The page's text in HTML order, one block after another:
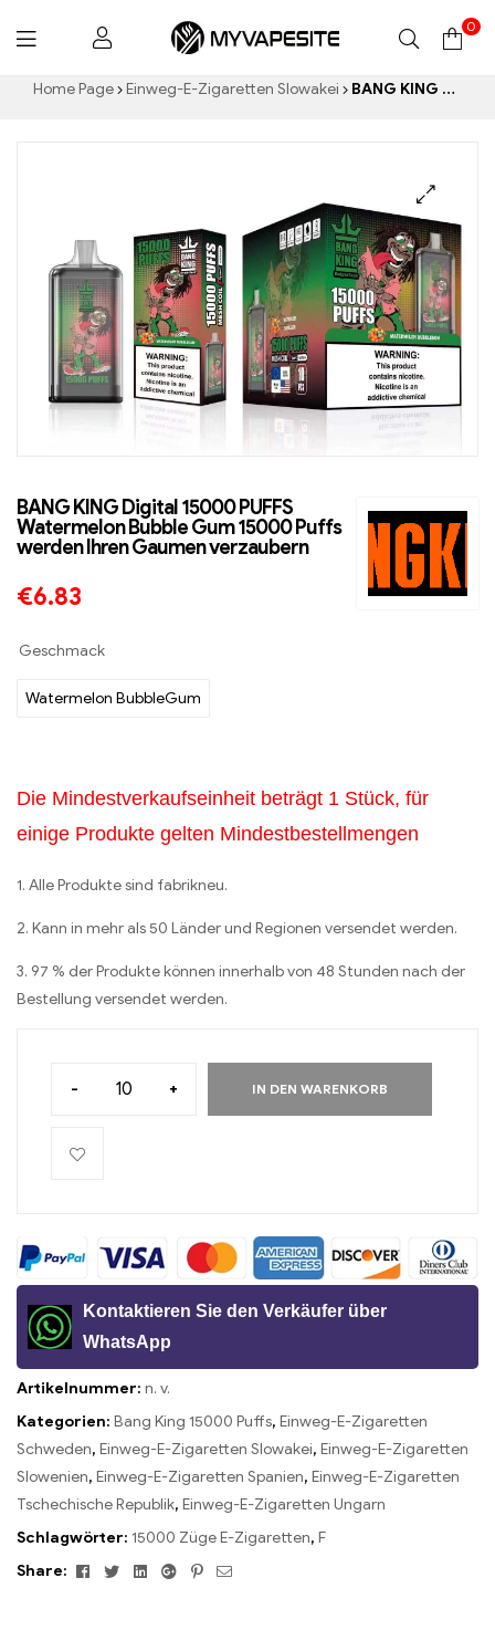
Myvapesite.de
0
Home Page Einweg-E-Zigaretten Slowakei BANG KING Digital 15000 PUFFS Watermelon Bubble Gum 15000 Puffs werden Ihren Gaumen verzaubern
BANG KING Digital 15000 PUFFS
Watermelon Bubble Gum 15000 Puffs
werden Ihren Gaumen verzaubern
€6.83
Geschmack
Watermelon BubbleGum
Die Mindestverkaufseinheit beträgt 1 Stück, für
einige Produkte gelten Mindestbestellmengen
1. Alle Produkte sind fabrikneu.
2. Kann in mehr als 50 Länder und Regionen versendet werden.
3. 97 % der Produkte können innerhalb von 48 Stunden nach der
Bestellung versendet werden.
- + IN DEN WARENKORB
Kontaktieren Sie den Verkäufer über
WhatsApp
Artikelnummer: n. v.
Kategorien: Bang King 15000 Puffs, Einweg-E-Zigaretten
Schweden, Einweg-E-Zigaretten Slowakei, Einweg-E-Zigaretten
Slowenien, Einweg-E-Zigaretten Spanien, Einweg-E-Zigaretten
Tschechische Republik, Einweg-E-Zigaretten Ungarn
Schlagwörter: 15000 Züge E-Zigaretten, F
Share:
FacebookTwitterLinkedinGoogle+Pinterest
Email